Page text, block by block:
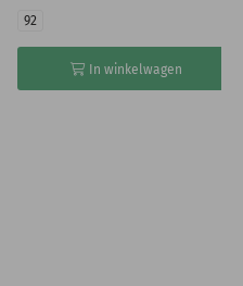
92
In winkelwagen